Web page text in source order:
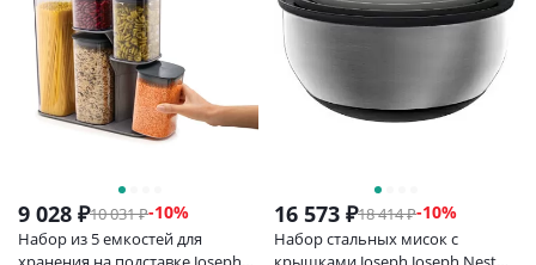
9 028 ₽10 031₽-10%
Набор из 5 емкостей для
16 573 ₽18 414₽-10%
Набор стальных мисок с